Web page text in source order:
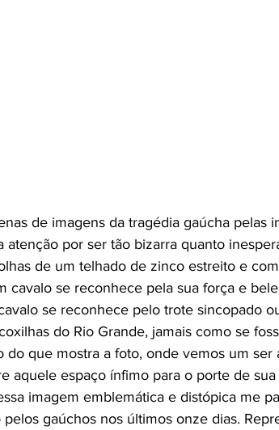
de imagens da tragédia gaúcha pelas
atenção por ser tão bizarra quanto
de um telhado de zinco estreito e
cavalo se reconhece pela sua força e
se reconhece pelo trote sincopado
do Rio Grande, jamais como se
do que mostra a foto, onde vemos um ser
aquele espaço ínfimo para o porte de
imagem emblemática e distópica me
gaúchos nos últimos onze dias.